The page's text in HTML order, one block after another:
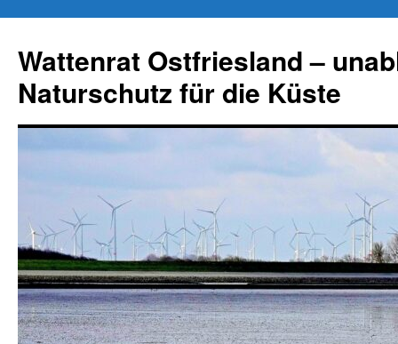
springen
Wattenrat Ostfriesland –
Naturschutz für die Küste